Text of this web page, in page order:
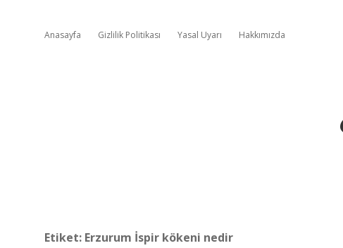
Anasayfa Gizlilik Politikası Yasal Uyarı Hakkımızda
Etiket: Erzurum İspir kökeni nedir